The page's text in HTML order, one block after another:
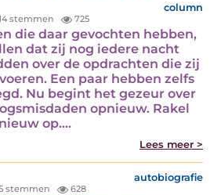
column
stemmen 725
die daar gevochten hebben,
dat zij nog iedere nacht
over de opdrachten die zij
Een paar hebben zelfs
Nu begint het gezeur over
opnieuw. Rakel
op.…
Lees meer >
autobiografie
stemmen 628